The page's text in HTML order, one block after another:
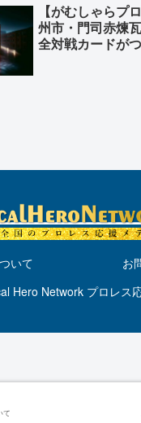
【がむしゃらプ
州市・門司赤煉
全対戦カードが
いて
お
Hero Network プロレス
て